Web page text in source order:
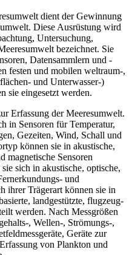
dient der Gewinnung
Diese Ausrüstung wird
Untersuchung,
bezeichnet. Sie
Datensammlern und -
festen und mobilen weltraum-,
und Unterwasser-)
sie eingesetzt werden.
Erfassung der Meeresumwelt.
in Sensoren für Temperatur,
Gezeiten, Wind, Schall und
können sie in akustische,
magnetische Sensoren
sich in akustische, optische,
und
ihrer Trägerart können sie in
landgestützte, flugzeug-
werden. Nach Messgrößen
, Wellen-, Strömungs-,
Geräte zur
von Plankton und